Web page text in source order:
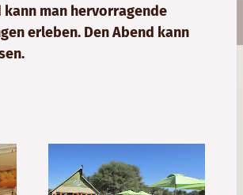
man hervorragende
erleben. Den Abend kann